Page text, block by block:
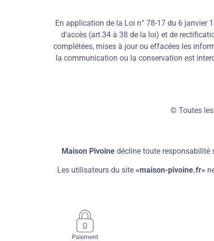
En application de la Loi n° 78-17 du 6 janvier
d’accès (art.34 à 38 de la loi) et de
complétées, mises à jour ou effacées les
la communication ou la conservation est
© Toutes
Maison Pivoine décline toute responsabilité
Les utilisateurs du site «maison-pivoine.fr»